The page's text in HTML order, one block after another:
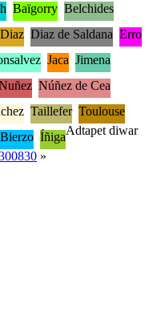
Baïgorry Belchides
Diaz Diaz de Saldana Erro
Jaca Jimena
Núñez de Cea
Taillefer Toulouse
ÍñigaAdtapet diwar
»